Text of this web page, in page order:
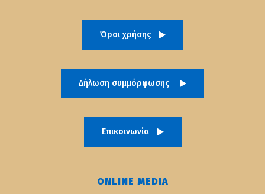
Όροι χρήσης
Δήλωση συμμόρφωσης
Επικοινωνία
ONLINE MEDIA